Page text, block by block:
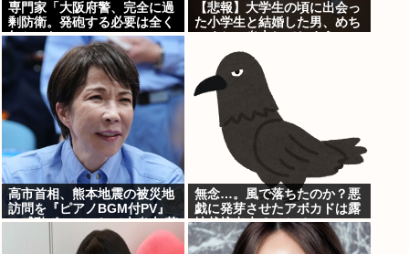
専門家「大阪府警、完全に過
剰防衛。発砲する必要は全く
無かった」
【悲報】大学生の頃に出会っ
た小学生と結婚した男、めち
高市首相、熊本地震の被災地
訪問を『ピアノBGM付PV』
の感動ポルノにして大炎上 芥
川賞作家ぶちぎれ「アホ
無念…。風で落ちたのか？悪
戯に発芽させたアボカドは露
地栽培出来るのかチャ...